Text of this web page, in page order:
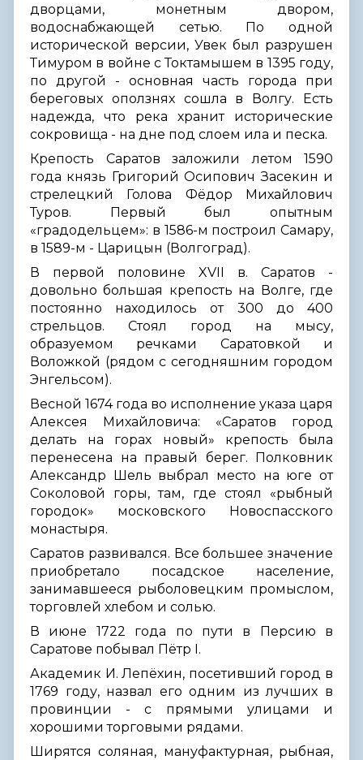
дворцами, монетным двором,
водоснабжающей сетью. По одной
исторической версии, Увек был разрушен
Тимуром в войне с Токтамышем в 1395 году,
по другой - основная часть города при
береговых оползнях сошла в Волгу. Есть
надежда, что река хранит исторические
сокровища - на дне под слоем ила и песка.
Крепость Саратов заложили летом 1590
года князь Григорий Осипович Засекин и
стрелецкий Голова Фёдор Михайлович
Туров. Первый был опытным
«градодельцем»: в 1586-м построил Самару,
в 1589-м - Царицын (Волгоград).
В первой половине XVII в. Саратов -
довольно большая крепость на Волге, где
постоянно находилось от 300 до 400
стрельцов. Стоял город на мысу,
образуемом речками Саратовкой и
Воложкой (рядом с сегодняшним городом
Энгельсом).
Весной 1674 года во исполнение указа царя
Алексея Михайловича: «Саратов город
делать на горах новый» крепость была
перенесена на правый берег. Полковник
Александр Шель выбрал место на юге от
Соколовой горы, там, где стоял «рыбный
городок» московского Новоспасского
монастыря.
Саратов развивался. Все большее значение
приобретало посадское население,
занимавшееся рыболовецким промыслом,
торговлей хлебом и солью.
В июне 1722 года по пути в Персию в
Саратове побывал Пётр I.
Академик И. Лепёхин, посетивший город в
1769 году, назвал его одним из лучших в
провинции - с прямыми улицами и
хорошими торговыми рядами.
Ширятся соляная, мануфактурная, рыбная,